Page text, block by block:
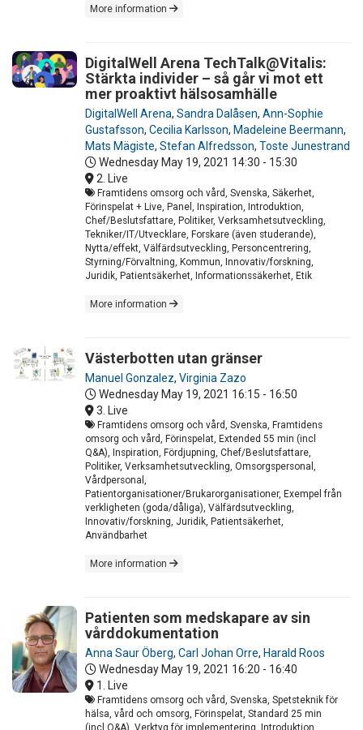
More information
DigitalWell Arena TechTalk@Vitalis:
Stärkta individer – så går vi mot ett
mer proaktivt hälsosamhälle
DigitalWell Arena, Sandra Dalåsen, Ann-Sophie
Gustafsson, Cecilia Karlsson, Madeleine Beermann,
Mats Mägiste, Stefan Alfredsson, Toste Junestrand
Wednesday May 19, 2021 14:30 - 15:30
2. Live
Framtidens omsorg och vård, Svenska, Säkerhet,
Förinspelat + Live, Panel, Inspiration, Introduktion,
Chef/Beslutsfattare, Politiker, Verksamhetsutveckling,
Tekniker/IT/Utvecklare, Forskare (även studerande),
Nytta/effekt, Välfärdsutveckling, Personcentrering,
Styrning/Förvaltning, Kommun, Innovativ/forskning,
Juridik, Patientsäkerhet, Informationssäkerhet, Etik
More information
Västerbotten utan gränser
Manuel Gonzalez, Virginia Zazo
Wednesday May 19, 2021 16:15 - 16:50
3. Live
Framtidens omsorg och vård, Svenska, Framtidens
omsorg och vård, Förinspelat, Extended 55 min (incl
Q&A), Inspiration, Fördjupning, Chef/Beslutsfattare,
Politiker, Verksamhetsutveckling, Omsorgspersonal,
Vårdpersonal,
Patientorganisationer/Brukarorganisationer, Exempel från
verkligheten (goda/dåliga), Välfärdsutveckling,
Innovativ/forskning, Juridik, Patientsäkerhet,
Användbarhet
More information
Patienten som medskapare av sin
vårddokumentation
Anna Saur Öberg, Carl Johan Orre, Harald Roos
Wednesday May 19, 2021 16:20 - 16:40
1. Live
Framtidens omsorg och vård, Svenska, Spetsteknik för
hälsa, vård och omsorg, Förinspelat, Standard 25 min